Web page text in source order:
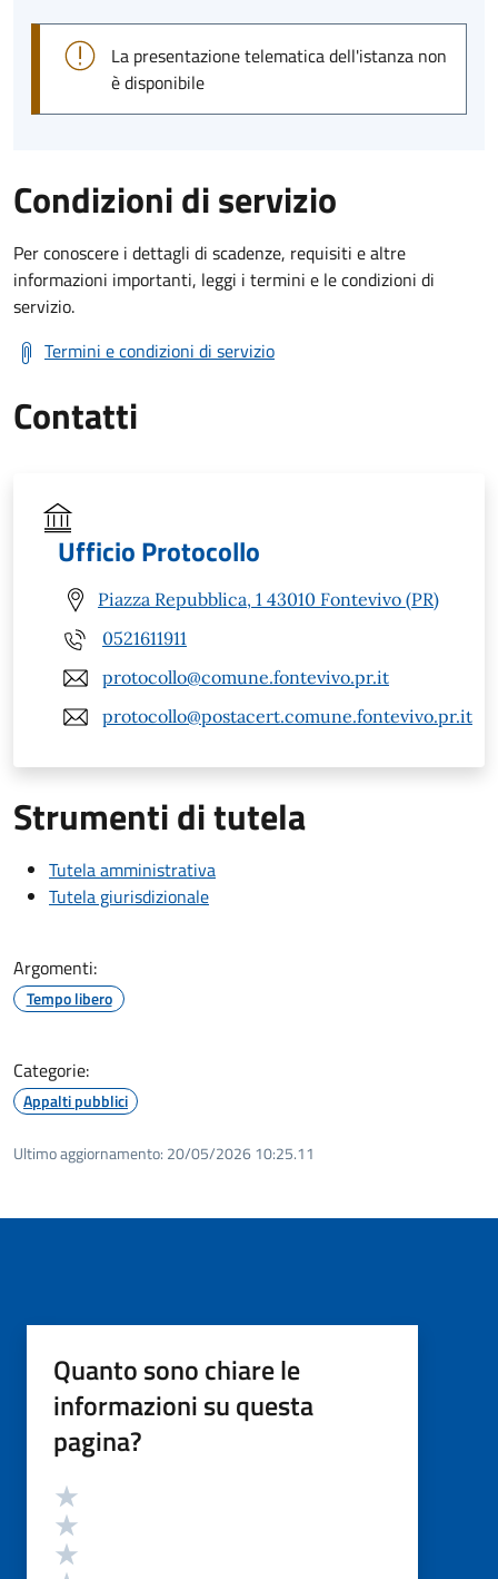
La presentazione telematica dell'istanza non
è disponibile
Condizioni di servizio
Per conoscere i dettagli di scadenze, requisiti e altre
informazioni importanti, leggi i termini e le condizioni di
servizio.
Termini e condizioni di servizio
Contatti
Ufficio Protocollo
Piazza Repubblica, 1 43010 Fontevivo (PR)
0521611911
protocollo@comune.fontevivo.pr.it
protocollo@postacert.comune.fontevivo.pr.it
Strumenti di tutela
Tutela amministrativa
Tutela giurisdizionale
Argomenti:
Tempo libero
Categorie:
Appalti pubblici
Ultimo aggiornamento: 20/05/2026 10:25.11
Quanto sono chiare le
informazioni su questa
pagina?
Valutazione